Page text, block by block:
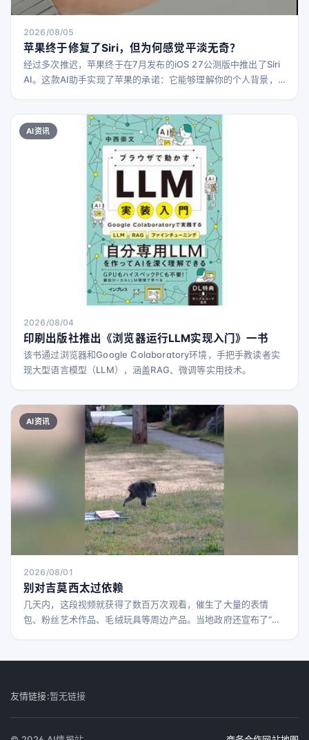
2026/08/05
苹果终于修复了Siri，但为何感觉平淡无奇？
经过多次推迟，苹果终于在7月发布的iOS 27公测版中推出了Siri
AI。这款AI助手实现了苹果的承诺：它能够理解你的个人背景，
功能完善且相当出色的AI助手，但它的到来已错过了让人感到新
颖和激动的时机。 事实上，在苹果拖延AI进展的这段时间里，AI
技术已经迅速发展。如今，AI工
AI资讯
2026/08/04
印刷出版社推出《浏览器运行LLM实现入门》一书
该书通过浏览器和Google Colaboratory环境，手把手教读者实
现大型语言模型（LLM），涵盖RAG、微调等实用技术。
AI资讯
2026/08/01
别对吉莫西太过依赖
几天内，这段视频就获得了数百万次观看，催生了大量的表情
包、粉丝艺术作品、毛绒玩具等周边产品。当地政府还宣布了“吉
生活，进一步丰富了他的故事和名气。 吉莫西先天性
友情链接:暂无链接